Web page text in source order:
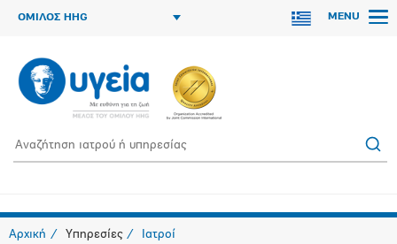
ΟΜΙΛΟΣ HHG MENU
Αρχική Υπηρεσίες Ιατροί